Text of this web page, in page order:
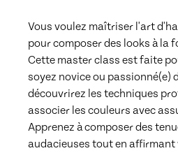
Vous voulez maîtriser l'art
pour composer des looks à la
Cette master class est faite
soyez novice ou passionné(e)
découvrirez les techniques
associer les couleurs avec
Apprenez à composer des